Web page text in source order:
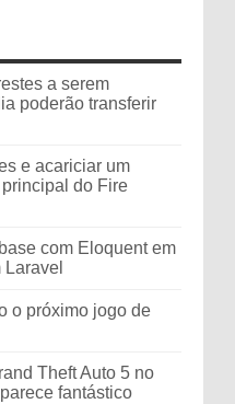
a serem
poderão transferir
e acariciar um
do Fire
com Eloquent em
o próximo jogo de
Theft Auto 5 no
fantástico